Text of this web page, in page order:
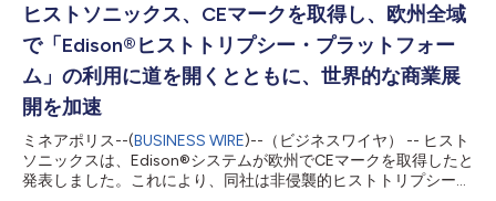
が訪れ、実践的研修や臨床観察を実施することで、アジア全域に
おけるヒストトリプシーの普及を加速させてきました。 拡張さ
れた施設では、実践的研修、臨床観察、多職種連携教育プログラ
ムの能力が強化されており、医師教育に対する高まるニーズに対
応します。医師は、患者選択、治療計画、施術ワークフロー、そ
して所属機関におけるヒストトリプシープログラム構築の成功事
例に関して指導を受けることができます。 香港グレンイーグル
ス病院は、2025年以来、ヒストソニックスの医師教育に関する
地域におけるセンター・オブ・エクセレンスとしての役割を担っ
てきました。ヒストソニックスと香港グレン...
ヒストソニックス、CEマークを取得し、欧州全域
で「Edison®ヒストトリプシー・プラットフォー
ム」の利用に道を開くとともに、世界的な商業展
開を加速
ミネアポリス--(BUSINESS WIRE)--（ビジネスワイヤ） -- ヒスト
ソニックスは、Edison®システムが欧州でCEマークを取得したと
発表しました。これにより、同社は非侵襲的ヒストトリプシー技